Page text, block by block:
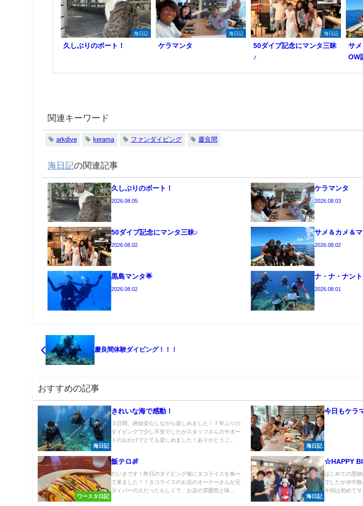
海日記
久しぶりのボート！
海日記
ケラマンタ
海日記
50ダイブ記念にマンタ三昧
♪
サ
OW
関連キーワード
arkdive kerama ファンダイビング 慶良間
海日記の関連記事
久しぶりのボート！
2026.08.05
ケラマンタ
2026.08.03
50ダイブ記念にマンタ三昧♪
2026.08.02
サメ＆カメ＆
2026.08.02
黒島マンタ🌟
2026.08.02
ナ・ナ・ナント
2026.08.01
慶良間体験ダイビング！！！
おすすめの記事
海日記
きれいな海で感動！
３日間、終始安心しながら楽しめました！７年ぶりの
ダイビングで少し不安でしたがスタッフさんのサポー
トのおかげでとても楽しめました！ありがとうご...
海日記
今日もケラ
ワースタ日記
飯テロ🍖
だいきです！昨日のダイビング後にタコライスを食べ
て来ました！！タコライスのお店のオーナーさんが元
ダイバーの人だったらしくて、お店の雰囲気と味...
海日記
☆HAPPY
はじめての恩
でしたが水中
今回は初めてサ